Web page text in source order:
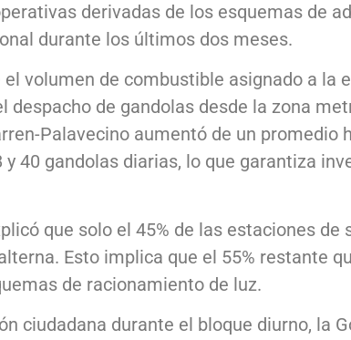
derivadas de los esquemas de
durante los últimos dos meses.
el volumen de combustible asignado a la
despacho de gandolas desde la zona
Palavecino aumentó de un promedio
40 gandolas diarias, lo que garantiza
que solo el 45% de las estaciones
Esto implica que el 55% restante
de racionamiento de luz.
ciudadana durante el bloque diurno, la